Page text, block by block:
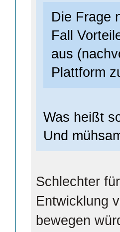
Die Frage
Fall
aus
Plattform
Was heißt
Und
Schlechter
Entwicklung
bewegen